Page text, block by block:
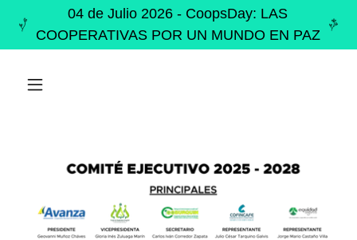
04 de Julio 2026 - CoopsDay: LAS
COOPERATIVAS POR UN MUNDO EN PAZ